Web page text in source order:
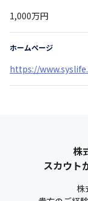
1,000万円
ホームページ
https://
株
スカウト
株